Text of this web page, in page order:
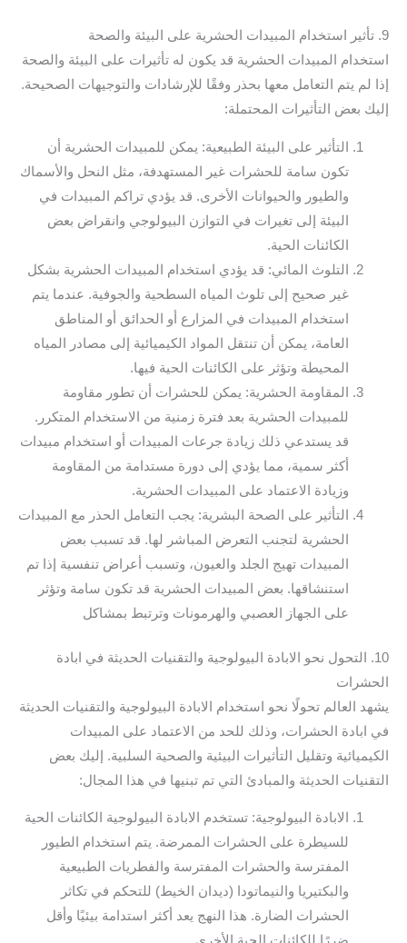
9. تأثير استخدام المبيدات الحشرية على البيئة والصحة
استخدام المبيدات الحشرية قد يكون له تأثيرات على البيئة والصحة
إذا لم يتم التعامل معها بحذر وفقًا للإرشادات والتوجيهات الصحيحة.
إليك بعض التأثيرات المحتملة:
التأثير على البيئة الطبيعية: يمكن للمبيدات الحشرية أن
تكون سامة للحشرات غير المستهدفة، مثل النحل والأسماك
والطيور والحيوانات الأخرى. قد يؤدي تراكم المبيدات في
البيئة إلى تغيرات في التوازن البيولوجي وانقراض بعض
الكائنات الحية.
التلوث المائي: قد يؤدي استخدام المبيدات الحشرية بشكل
غير صحيح إلى تلوث المياه السطحية والجوفية. عندما يتم
استخدام المبيدات في المزارع أو الحدائق أو المناطق
العامة، يمكن أن تنتقل المواد الكيميائية إلى مصادر المياه
المحيطة وتؤثر على الكائنات الحية فيها.
المقاومة الحشرية: يمكن للحشرات أن تطور مقاومة
للمبيدات الحشرية بعد فترة زمنية من الاستخدام المتكرر.
قد يستدعي ذلك زيادة جرعات المبيدات أو استخدام مبيدات
أكثر سمية، مما يؤدي إلى دورة مستدامة من المقاومة
وزيادة الاعتماد على المبيدات الحشرية.
التأثير على الصحة البشرية: يجب التعامل الحذر مع المبيدات
الحشرية لتجنب التعرض المباشر لها. قد تسبب بعض
المبيدات تهيج الجلد والعيون، وتسبب أعراض تنفسية إذا تم
استنشاقها. بعض المبيدات الحشرية قد تكون سامة وتؤثر
على الجهاز العصبي والهرمونات وترتبط بمشاكل
10. التحول نحو الابادة البيولوجية والتقنيات الحديثة في ابادة
الحشرات
يشهد العالم تحولًا نحو استخدام الابادة البيولوجية والتقنيات الحديثة
في ابادة الحشرات، وذلك للحد من الاعتماد على المبيدات
الكيميائية وتقليل التأثيرات البيئية والصحية السلبية. إليك بعض
التقنيات الحديثة والمبادئ التي تم تبنيها في هذا المجال:
الابادة البيولوجية: تستخدم الابادة البيولوجية الكائنات الحية
للسيطرة على الحشرات الممرضة. يتم استخدام الطيور
المفترسة والحشرات المفترسة والفطريات الطبيعية
والبكتيريا والنيماتودا (ديدان الخيط) للتحكم في تكاثر
الحشرات الضارة. هذا النهج يعد أكثر استدامة بيئيًا وأقل